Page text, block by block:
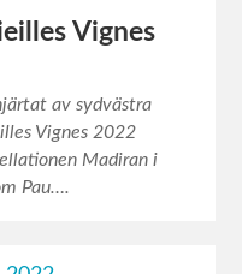
Vignes
av sydvästra
Vignes 2022
Madiran i
Pau….